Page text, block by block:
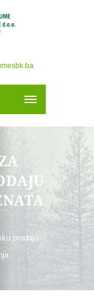
prodaju